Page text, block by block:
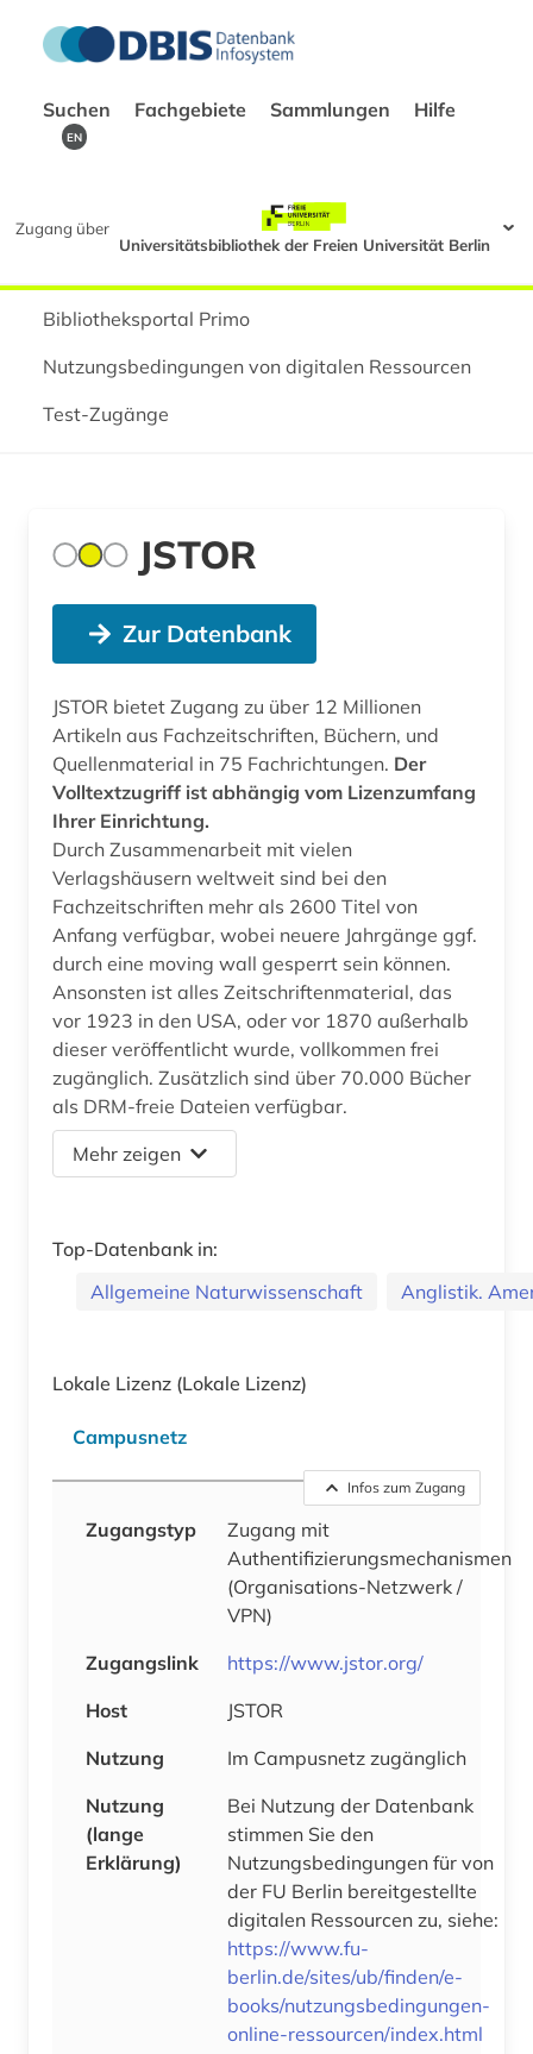
Suchen Fachgebiete Sammlungen Hilfe
EN
Zugang über
Universitätsbibliothek der Freien Universität Berlin
Bibliotheksportal Primo
Nutzungsbedingungen von digitalen Ressourcen
Test-Zugänge
JSTOR
Zur Datenbank
JSTOR bietet Zugang zu über 12 Millionen
Artikeln aus Fachzeitschriften, Büchern, und
Quellenmaterial in 75 Fachrichtungen. Der
Volltextzugriff ist abhängig vom Lizenzumfang
Ihrer Einrichtung.
Durch Zusammenarbeit mit vielen
Verlagshäusern weltweit sind bei den
Fachzeitschriften mehr als 2600 Titel von
Anfang verfügbar, wobei neuere Jahrgänge ggf.
durch eine moving wall gesperrt sein können.
Ansonsten ist alles Zeitschriftenmaterial, das
vor 1923 in den USA, oder vor 1870 außerhalb
dieser veröffentlicht wurde, vollkommen frei
zugänglich. Zusätzlich sind über 70.000 Bücher
als DRM-freie Dateien verfügbar.
Mehr zeigen
Top-Datenbank in:
Allgemeine Naturwissenschaft
Anglistik.
Lokale Lizenz (Lokale Lizenz)
Campusnetz
Infos zum Zugang
Zugangstyp
Zugang mit
Authentifizierungsmechanismen
(Organisations-Netzwerk /
VPN)
Zugangslink
https://www.jstor.org/
Host
JSTOR
Nutzung
Im Campusnetz zugänglich
Nutzung
(lange
Erklärung)
Bei Nutzung der Datenbank
stimmen Sie den
Nutzungsbedingungen für von
der FU Berlin bereitgestellte
digitalen Ressourcen zu, siehe:
https://www.fu-
berlin.de/sites/ub/finden/e-
books/nutzungsbedingungen-
online-ressourcen/index.html